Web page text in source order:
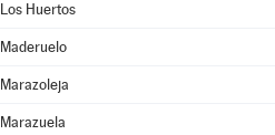
Los Huertos
Maderuelo
Marazoleja
Marazuela